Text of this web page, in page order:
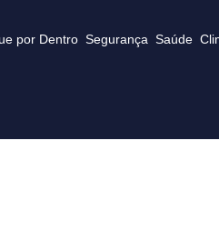
por Dentro Segurança Saúde